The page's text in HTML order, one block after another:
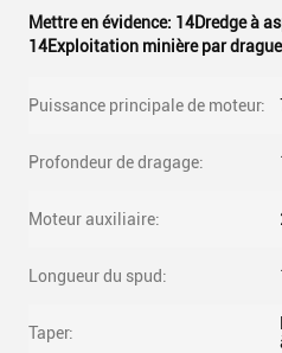
Mettre en évidence: 14Dredge à
14Exploitation minière par
Puissance principale de moteur:
Profondeur de dragage:
Moteur auxiliaire:
Longueur du spud:
Taper: